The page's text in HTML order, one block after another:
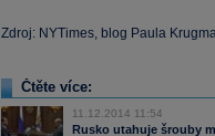
Zdroj: NYTimes, blog Paula
Čtěte více:
11.12.2014 11:54
Rusko utahuje šrouby